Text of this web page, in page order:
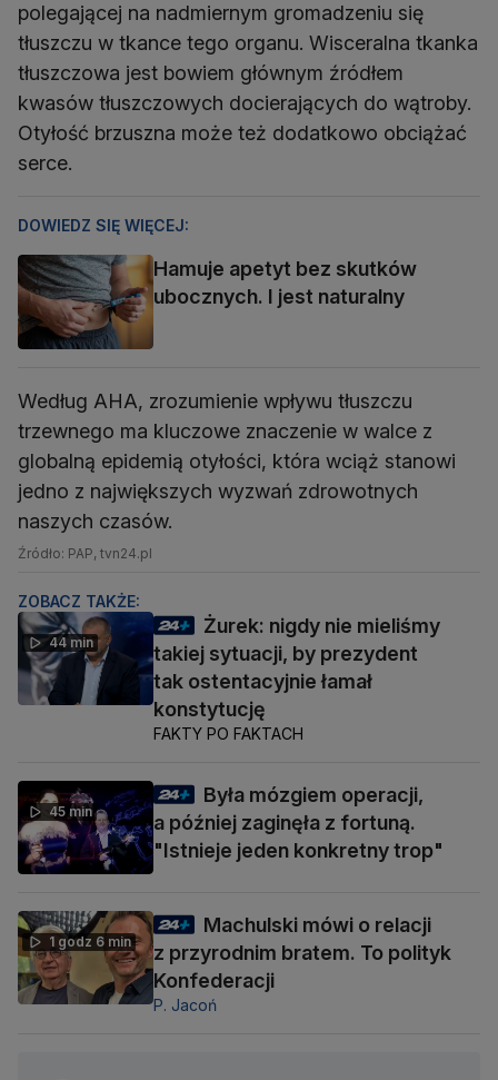
polegającej na nadmiernym gromadzeniu się
tłuszczu w tkance tego organu. Wisceralna tkanka
tłuszczowa jest bowiem głównym źródłem
kwasów tłuszczowych docierających do wątroby.
Otyłość brzuszna może też dodatkowo obciążać
serce.
DOWIEDZ SIĘ WIĘCEJ:
Hamuje apetyt bez skutków
ubocznych. I jest naturalny
Według AHA, zrozumienie wpływu tłuszczu
trzewnego ma kluczowe znaczenie w walce z
globalną epidemią otyłości, która wciąż stanowi
jedno z największych wyzwań zdrowotnych
naszych czasów.
Źródło: PAP, tvn24.pl
ZOBACZ TAKŻE:
44 min
Żurek: nigdy nie mieliśmy
takiej sytuacji, by prezydent
tak ostentacyjnie łamał
konstytucję
FAKTY PO FAKTACH
45 min
Była mózgiem operacji,
a później zaginęła z fortuną.
"Istnieje jeden konkretny trop"
1 godz 6 min
Machulski mówi o relacji
z przyrodnim bratem. To polityk
Konfederacji
P. Jacoń